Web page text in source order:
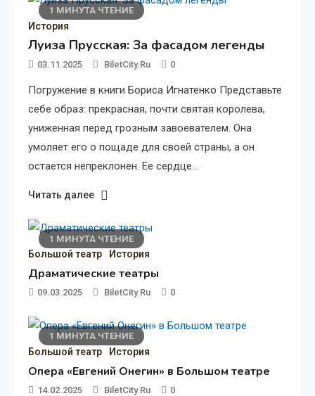
1 МИНУТА ЧТЕНИЕ
Большой театр История
Драматические театры
1 МИНУТА ЧТЕНИЕ
Опера «Евгений Онегин» в Большом
театре
Большой театр История
Тайные знаки масонов в архитектуре
Большого театра: загадки и символы
BiletCity.ru
1 МИНУТА ЧТЕНИЕ
История
Подземное озеро под Большим театром:
1 МИНУТА ЧТЕНИЕ
История
Луиза Прусская: За фасадом легенды
03.11.2025 BiletCity.ru 0
Погружение в книги Бориса Игнатенко Представьте
себе образ: прекрасная, почти святая королева,
униженная перед грозным завоевателем. Она
умоляет его о пощаде для своей страны, а он
остается непреклонен. Ее сердце…
Читать далее
1 МИНУТА ЧТЕНИЕ
Большой театр История
Драматические театры
09.03.2025 BiletCity.ru 0
1 МИНУТА ЧТЕНИЕ
Большой театр История
Опера «Евгений Онегин» в Большом театре
14.02.2025 BiletCity.ru 0